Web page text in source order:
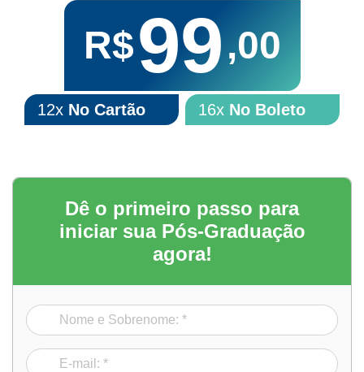
R$99,00
12x No Cartão 16x No Boleto
Dê o primeiro passo para
iniciar sua Pós-Graduação
agora!